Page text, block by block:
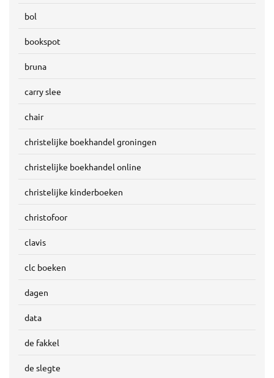
bol
bookspot
bruna
carry slee
chair
christelijke boekhandel groningen
christelijke boekhandel online
christelijke kinderboeken
christofoor
clavis
clc boeken
dagen
data
de fakkel
de slegte